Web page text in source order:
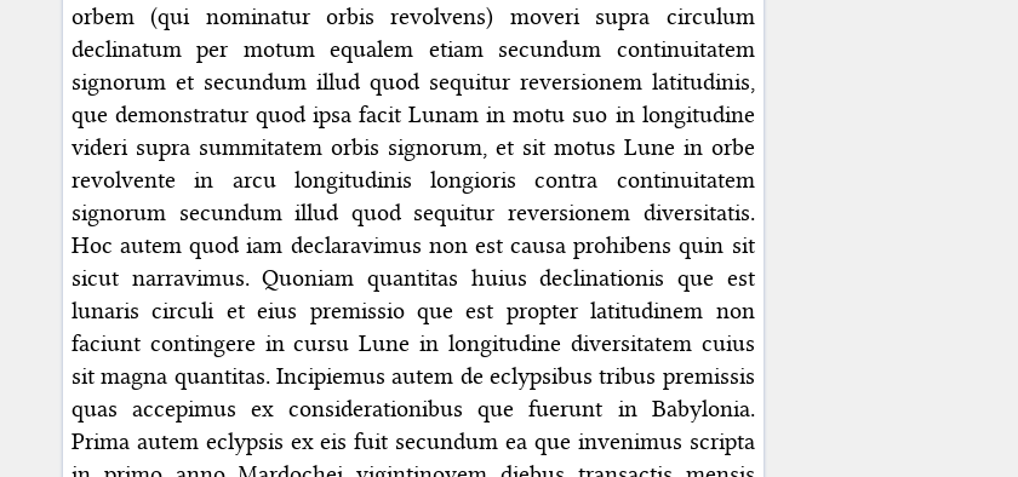
orbem (qui nominatur orbis revolvens) moveri supra circulum
declinatum per motum equalem etiam secundum continuitatem
signorum et secundum illud quod sequitur reversionem latitudinis,
que demonstratur quod ipsa facit Lunam in motu suo in longitudine
videri supra summitatem orbis signorum, et sit motus Lune in orbe
revolvente in arcu longitudinis longioris contra continuitatem
signorum secundum illud quod sequitur reversionem diversitatis.
Hoc autem quod iam declaravimus non est causa prohibens quin sit
sicut narravimus. Quoniam quantitas huius declinationis que est
lunaris circuli et eius premissio que est propter latitudinem non
faciunt contingere in cursu Lune in longitudine diversitatem cuius
sit magna quantitas. Incipiemus autem de eclypsibus tribus premissis
quas accepimus ex considerationibus que fuerunt in Babylonia.
Prima autem eclypsis ex eis fuit secundum ea que invenimus scripta